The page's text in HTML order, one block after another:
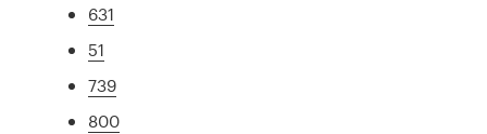
631
51
739
800